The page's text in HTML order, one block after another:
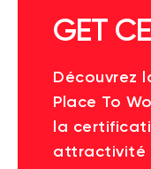
GET
Découvrez
Place To
la
attractivité